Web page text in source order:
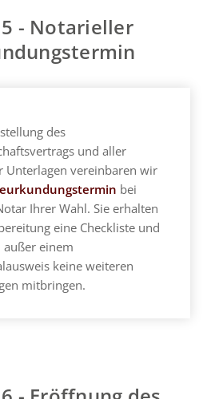
- Notarieller
des
und aller
Unterlagen vereinbaren wir
bei
Ihrer Wahl. Sie erhalten
eine Checkliste und
außer einem
keine weiteren
mitbringen.